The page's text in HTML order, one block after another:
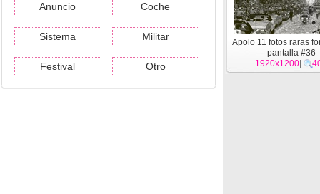
Anuncio Coche
Sistema Militar
Festival Otro
Apolo 11 fotos raras
pantalla #36
1920x1200